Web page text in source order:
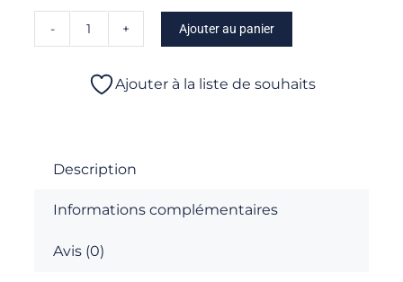
quantité
Maria
Ajouter au panier
Ajouter à la liste de souhaits
Description
Informations complémentaires
Avis (0)